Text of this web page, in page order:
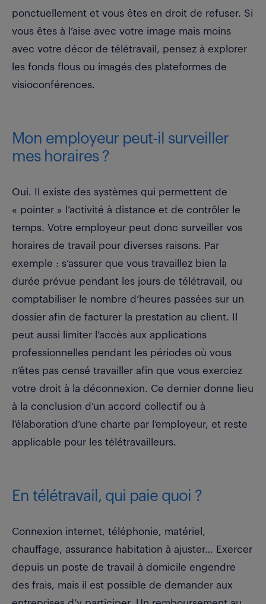
ponctuellement et vous êtes en droit de refuser. Si
vous êtes à l’aise avec votre image mais moins
avec votre décor de télétravail, pensez à explorer
les fonds flous ou imagés des plateformes de
visioconférences.
Mon employeur peut-il surveiller
mes horaires ?
Oui. Il existe des systèmes qui permettent de
« pointer » l’activité à distance et de contrôler le
temps. Votre employeur peut donc surveiller vos
horaires de travail pour diverses raisons. Par
exemple : s’assurer que vous travaillez bien la
durée prévue pendant les jours de télétravail, ou
comptabiliser le nombre d’heures passées sur un
dossier afin de facturer la prestation au client. Il
peut aussi limiter l’accès aux applications
professionnelles pendant les périodes où vous
n’êtes pas censé travailler afin que vous exerciez
votre droit à la déconnexion. Ce dernier donne lieu
à la conclusion d’un accord collectif ou à
l’élaboration d’une charte par l’employeur, et reste
applicable pour les télétravailleurs.
En télétravail, qui paie quoi ?
Connexion internet, téléphonie, matériel,
chauffage, assurance habitation à ajuster… Exercer
depuis un poste de travail à domicile engendre
des frais, mais il est possible de demander aux